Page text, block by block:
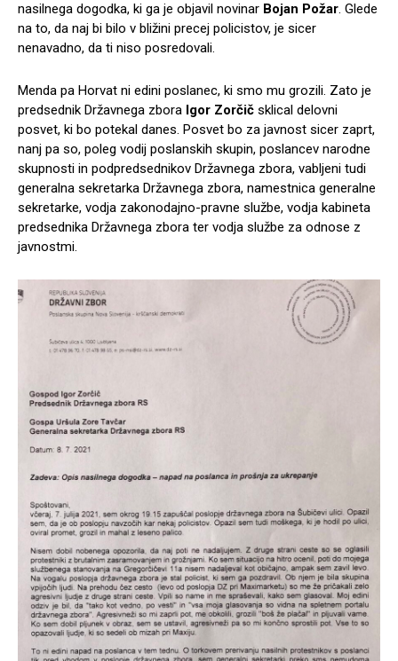
nasilnega dogodka, ki ga je objavil novinar Bojan Požar. Glede
na to, da naj bi bilo v bližini precej policistov, je sicer
nenavadno, da ti niso posredovali.
Menda pa Horvat ni edini poslanec, ki smo mu grozili. Zato je
predsednik Državnega zbora Igor Zorčič sklical delovni
posvet, ki bo potekal danes. Posvet bo za javnost sicer zaprt,
nanj pa so, poleg vodij poslanskih skupin, poslancev narodne
skupnosti in podpredsednikov Državnega zbora, vabljeni tudi
generalna sekretarka Državnega zbora, namestnica generalne
sekretarke, vodja zakonodajno-pravne službe, vodja kabineta
predsednika Državnega zbora ter vodja službe za odnose z
javnostmi.